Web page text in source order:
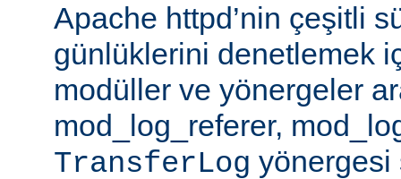
Apache httpd’nin çeşitli
günlüklerini denetlemek
modüller ve yönergeler
mod_log_referer,
TransferLog yönergesi